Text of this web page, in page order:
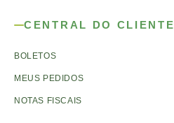
CENTRAL DO CLIENTE
BOLETOS
MEUS PEDIDOS
NOTAS FISCAIS